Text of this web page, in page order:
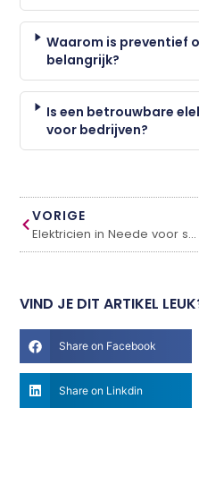
Waarom is preventief
belangrijk?
Is een betrouwbare
voor bedrijven?
VORIGE
Elektricien in Neede voor snelle en betrouwbare service
VIND JE DIT ARTIKEL
Share on Facebook
Share on Linkdin